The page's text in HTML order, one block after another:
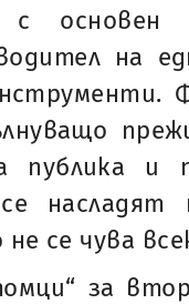
с основен
на
публика и
насладят
се чува
за